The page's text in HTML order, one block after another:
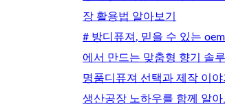
장 활용법 알아보기
# 방디퓨져, 믿을 수 있는
에서 만드는 맞춤형 향기 솔
명품디퓨져 선택과 제작 이야
생산공장 노하우를 함께 알아